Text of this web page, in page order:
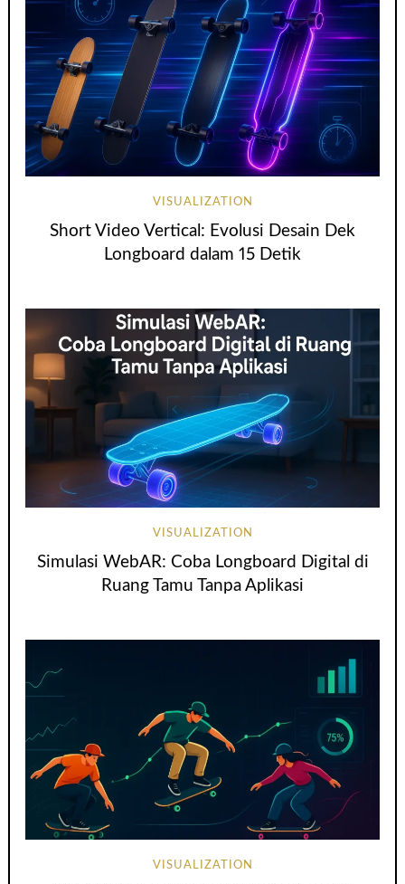
VISUALIZATION
Short Video Vertical: Evolusi Desain Dek
Longboard dalam 15 Detik
VISUALIZATION
Simulasi WebAR: Coba Longboard Digital di
Ruang Tamu Tanpa Aplikasi
VISUALIZATION